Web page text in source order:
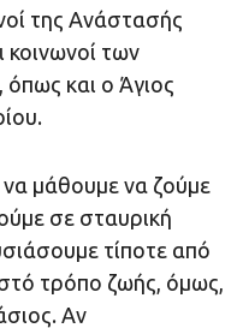
της Ανάστασής
κοινωνοί των
και ο Άγιος
να μάθουμε να ζούμε
σε σταυρική
τίποτε από
τρόπο ζωής, όμως,
Αν